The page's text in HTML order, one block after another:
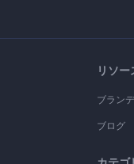
リソー
ブラン
ブログ